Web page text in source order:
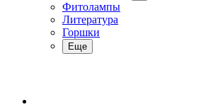
Фитолампы
Литература
Горшки
Еще